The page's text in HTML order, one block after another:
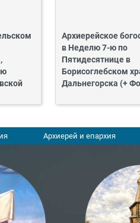
Архиерейское
в Неделю 7-ю по
Пятидесятнице в
Борисоглебском
Дальнегорска (+
Архиерей и епархия